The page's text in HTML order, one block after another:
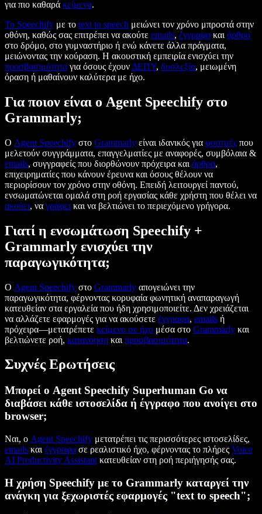
για πιο καθαρά κείμενα.
Το Speechify με το text to speech μειώνει τον χρόνο μπροστά στην
οθόνη, καθώς σας επιτρέπει να ακούτε emails, έγγραφα και άρθρα
στο δρόμο, στο γυμναστήριο ή ενώ κάνετε άλλα πράγματα,
μειώνοντας την κούραση. Η ακουστική εμπειρία ενισχύει την
προσβασιμότητα για όσους έχουν ΔΕΠΥ, δυσλεξία, μειωμένη
όραση ή μαθαίνουν καλύτερα με ήχο.
Για ποιον είναι ο Agent Speechify στο
Grammarly;
Ο Agent Speechify στο Grammarly είναι ιδανικός για φοιτητές που
μελετούν συγγράμματα, επαγγελματίες με αναφορές, συμβόλαια &
emails, συγγραφείς που διορθώνουν πρόχειρα και άρθρα,
επιχειρηματίες που κάνουν έρευνα και όσους θέλουν να
περιορίσουν τον χρόνο στην οθόνη. Επειδή λειτουργεί παντού,
ενσωματώνεται ομαλά στη ροή εργασίας κάθε χρήστη που θέλει να
ακούει, να γράφει και να βελτιώνει το περιεχόμενο γρήγορα.
Γιατί η ενσωμάτωση Speechify +
Grammarly ενισχύει την
παραγωγικότητα;
Ο Agent Speechify στο Grammarly απογειώνει την
παραγωγικότητα, φέρνοντας κορυφαία φωνητική αναπαραγωγή
κατευθείαν στα εργαλεία που ήδη χρησιμοποιείτε. Δεν χρειάζεται
να αλλάζετε εφαρμογές για να ακούσετε έγγραφα, emails ή
πρόχειρα—μετατρέπετε κείμενο σε ήχο μέσα στο Grammarly και
βελτιώνετε ροή, κατανόηση και προσβασιμότητα.
Συχνές Ερωτήσεις
Μπορεί ο Agent Speechify Superhuman Go να
διαβάσει κάθε ιστοσελίδα ή έγγραφο που ανοίγει στο
browser;
Ναι, ο Agent Speechify μετατρέπει τις περισσότερες ιστοσελίδες,
emails και έγγραφα σε ρεαλιστικό ήχο, φέρνοντας το πλήρες Voice
AI Productivity Assistant κατευθείαν στη ροή περιήγησής σας.
Η χρήση Speechify με το Grammarly καταργεί την
ανάγκη για ξεχωριστές εφαρμογές "text to speech";